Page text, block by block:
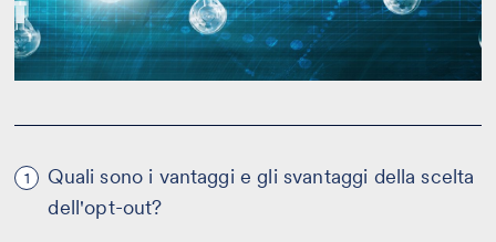
1
Quali sono i vantaggi e gli svantaggi della scelta
dell'opt-out?